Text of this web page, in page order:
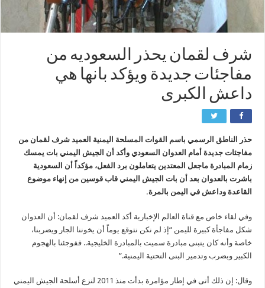
شرف لقمان يحذر السعوديه من
مفاجئات جديدة ويؤكد بانها هي
داعش الكبرى
حذر الناطق الرسمي باسم القوات المسلحة اليمنية العميد شرف لقمان من
مفاجئات جديدة أمام العدوان السعودي وأكد أن الجيش اليمني بات يمسك
زمام المبادرة ماجعل المعتدين يتعاملون برد الفعل، مؤكداً أن السعودية
باشرت بالعدوان بعد أن بات الجيش اليمني قاب قوسين من إنهاء موضوع
القاعدة وداعش في اليمن بالمرة.
وفي لقاء خاص مع قناة العالم الإخبارية أكد العميد شرف لقمان: أن العدوان
شكل مفاجأة كبيرة لليمن “إذ لم نكن نتوقع يوماً أن يخوننا الجار ويضربنا،
خاصة وأنه كان يتبنى مبادرة سميت بالمبادرة الخليجية.. ففوجئنا بالهجوم
الكبير وبضرب وتدمير البنى التحتية اليمنية.”
وقال: إن ذلك أتى في إطار مؤامرة بدأت منذ 2011 لنزع أسلحة الجيش اليمني